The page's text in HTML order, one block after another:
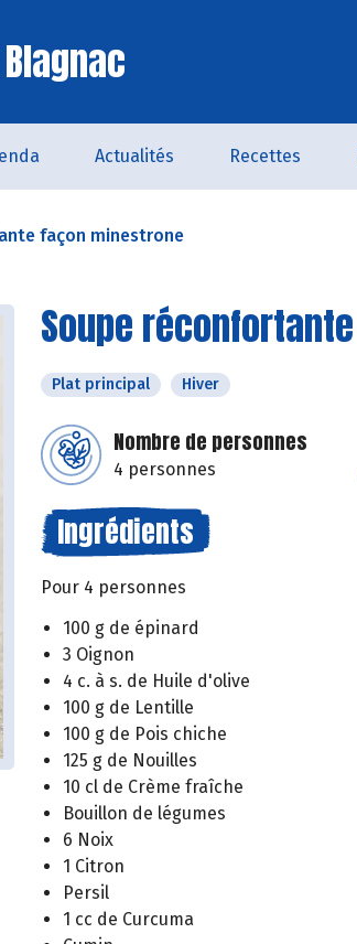
Actualités Recettes
façon minestrone
Soupe
Plat principal Hiver
Nombre de personnes
4 personnes
Ingrédients
Pour 4 personnes
100 g de épinard
3 Oignon
4 c. à s. de Huile d'olive
100 g de Lentille
100 g de Pois chiche
125 g de Nouilles
10 cl de Crème fraîche
Bouillon de légumes
6 Noix
1 Citron
Persil
1 cc de Curcuma